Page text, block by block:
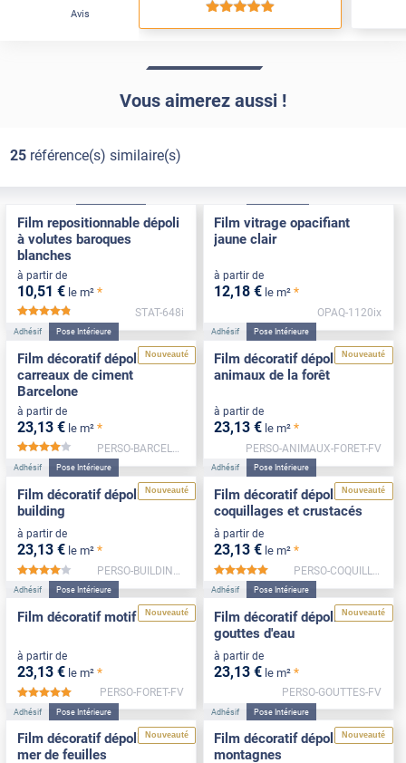
Avis
*****
Vous aimerez aussi !
25référence(s) similaire(s)
Film repositionnable dépoli
à volutes baroques
blanches
à partir de
10,51 € le m² *
STAT-648i
Film vitrage opacifiant
jaune clair
à partir de
12,18 € le m² *
OPAQ-1120ix
Nouveauté
Adhésif Pose Intérieure
Film décoratif dépoli
carreaux de ciment
Barcelone
à partir de
23,13 € le m² *
*****
PERSO-BARCELONE-NEG-FV
Nouveauté
Adhésif Pose Intérieure
Film décoratif dépoli motif
animaux de la forêt
à partir de
23,13 € le m² *
PERSO-ANIMAUX-FORET-FV
Nouveauté
Adhésif Pose Intérieure
Film décoratif dépoli motif
building
à partir de
23,13 € le m² *
*****
Nouveauté
Adhésif Pose Intérieure
Film décoratif dépoli motif
coquillages et crustacés
à partir de
23,13 € le m² *
*****
Nouveauté
Adhésif Pose Intérieure
Film décoratif motif forêt
à partir de
23,13 € le m² *
*****
PERSO-FORET-FV
Nouveauté
Adhésif Pose Intérieure
Film décoratif dépoli motif
gouttes d'eau
à partir de
23,13 € le m² *
PERSO-GOUTTES-FV
Nouveauté
Adhésif Pose Intérieure
Film décoratif dépoli motif
mer de feuilles
Nouveauté
Adhésif Pose Intérieure
Film décoratif dépoli motif
montagnes